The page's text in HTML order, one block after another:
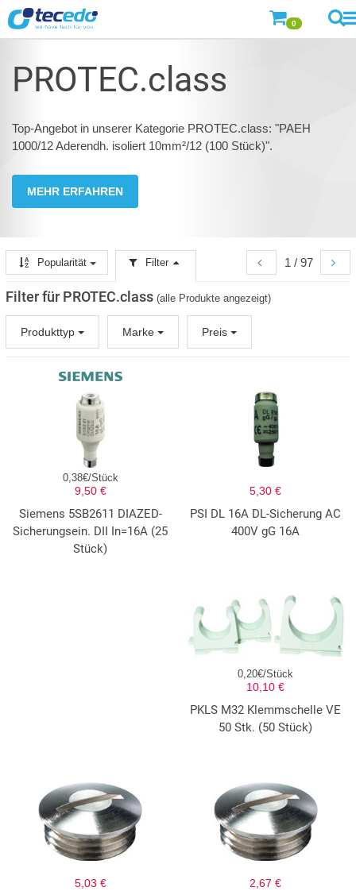
0
PROTEC.class
Top-Angebot in unserer Kategorie PROTEC.class: "PAEH
1000/12 Aderendh. isoliert 10mm²/12 (100 Stück)".
MEHR ERFAHREN
1 / 97
Popularität Filter
Filter für PROTEC.class (alle Produkte angezeigt)
Produkttyp Marke Preis
0,38€/Stück
9,50 €
Siemens 5SB2611 DIAZED-
Sicherungsein. DII In=16A (25
Stück)
5,30 €
PSI DL 16A DL-Sicherung AC
400V gG 16A
0,20€/Stück
10,10 €
PKLS M32 Klemmschelle VE
50 Stk. (50 Stück)
5,03 € 2,67 €